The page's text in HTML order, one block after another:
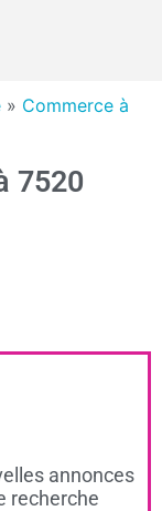
» Commerce à
7520
annonces
recherche